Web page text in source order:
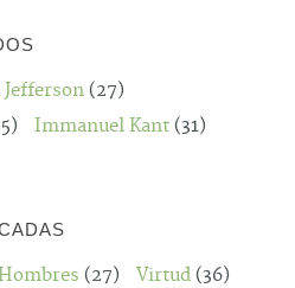
(27)
Immanuel Kant (31)
(27) Virtud (36)